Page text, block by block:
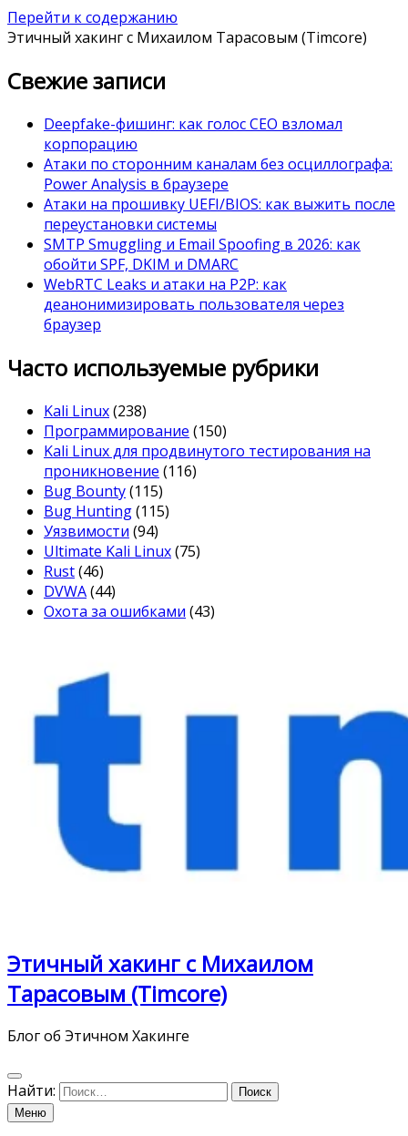
Перейти к содержанию
Этичный хакинг с Михаилом Тарасовым (Timcore)
Свежие записи
Deepfake-фишинг: как голос CEO взломал
корпорацию
Атаки по сторонним каналам без осциллографа:
Power Analysis в браузере
Атаки на прошивку UEFI/BIOS: как выжить после
переустановки системы
SMTP Smuggling и Email Spoofing в 2026: как
обойти SPF, DKIM и DMARC
WebRTC Leaks и атаки на P2P: как
деанонимизировать пользователя через
браузер
Часто используемые рубрики
Kali Linux(238)
Программирование (150)
Kali Linux для продвинутого тестирования на
проникновение (116)
Bug Bounty(115)
Bug Hunting(115)
Уязвимости (94)
Ultimate Kali Linux(75)
Rust(46)
DVWA(44)
Охота за ошибками (43)
Этичный хакинг с Михаилом
Тарасовым (Timcore)
Блог об Этичном Хакинге
Найти:
Меню